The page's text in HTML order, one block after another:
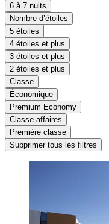
6 à 7 nuits
Nombre d’étoiles
5 étoiles
4 étoiles et plus
3 étoiles et plus
2 étoiles et plus
Classe
Économique
Premium Economy
Classe affaires
Première classe
Supprimer tous les filtres